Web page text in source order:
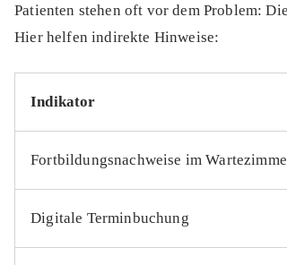
Patienten stehen oft vor dem Problem:
Hier helfen indirekte Hinweise:
Indikator
Fortbildungsnachweise im
Digitale Terminbuchung